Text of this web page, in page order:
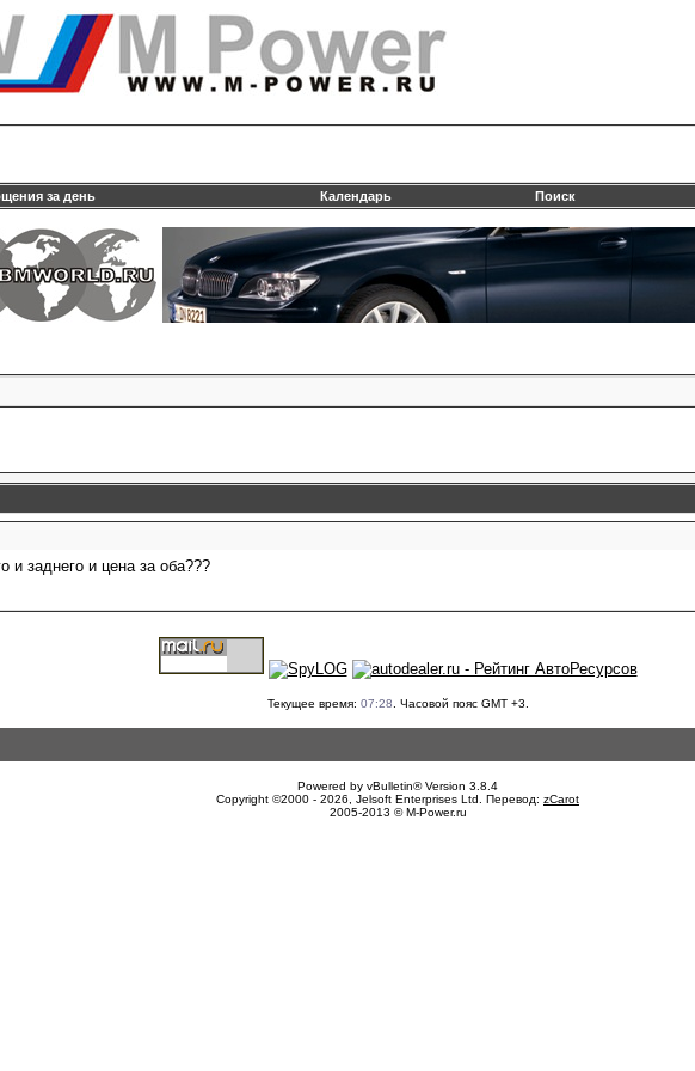
за день Календарь Поиск
и заднего и цена за оба???
Текущее время: 07:28 . Часовой пояс GMT +3.
Powered by vBulletin® Version 3.8.4
Copyright ©2000 - 2026, Jelsoft Enterprises Ltd. Перевод: zCarot
2005-2013 © M-Power.ru